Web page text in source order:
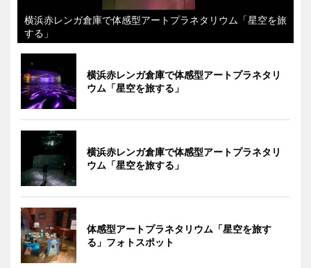
横浜赤レンガ倉庫で体感型アートプラネタリウム「星空を旅
する」
横浜赤レンガ倉庫で体感型アートプラネタリ
ウム「星空を旅する」
横浜赤レンガ倉庫で体感型アートプラネタリ
ウム「星空を旅する」
体感型アートプラネタリウム「星空を旅す
る」フォトスポット